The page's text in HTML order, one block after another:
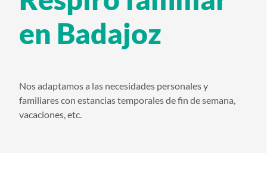
o
n
en Badajoz
Nos adaptamos a las necesidades personales y
familiares con estancias temporales de fin de semana,
vacaciones, etc.